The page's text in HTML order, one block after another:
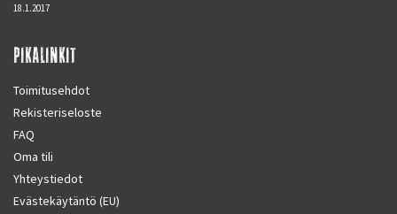
18.1.2017
PIKALINKIT
Toimitusehdot
Rekisteriseloste
FAQ
Oma tili
Yhteystiedot
Evästekäytäntö (EU)